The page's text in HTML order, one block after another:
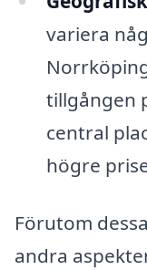
variera
tillgången
central
högre
Förutom
andra